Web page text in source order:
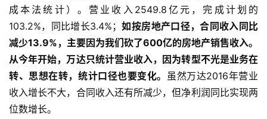
成本法统计）。营业收入2549.8亿元，完成计划的
103.2%，同比增长3.4%；如按房地产口径，合同收入同比
减少13.9%，主要因为我们砍了600亿的房地产销售收入。
从今年开始，万达只统计营业收入，因为转型不光是业务在
转、思想在转，统计口径也要变化。 虽然万达2016年营业
收入增长不大，合同收入还有所减少，但净利润同比实现两
位数增长。